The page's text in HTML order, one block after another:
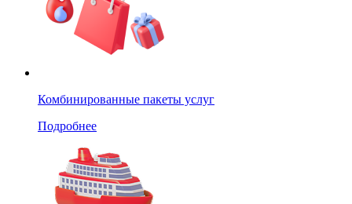
Комбинированные пакеты услуг
Подробнее